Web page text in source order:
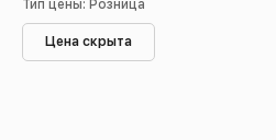
Тип цены: Розница
Цена скрыта